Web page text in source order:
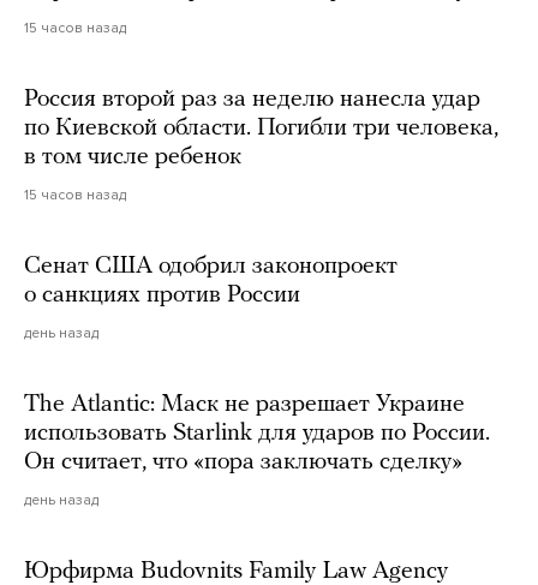
15 часов назад
Россия второй раз за неделю нанесла удар
по Киевской области. Погибли три человека,
в том числе ребенок
15 часов назад
Сенат США одобрил законопроект
о санкциях против России
день назад
The Atlantic: Маск не разрешает Украине
использовать Starlink для ударов по России.
Он считает, что «пора заключать сделку»
день назад
Юрфирма Budovnits Family Law Agency